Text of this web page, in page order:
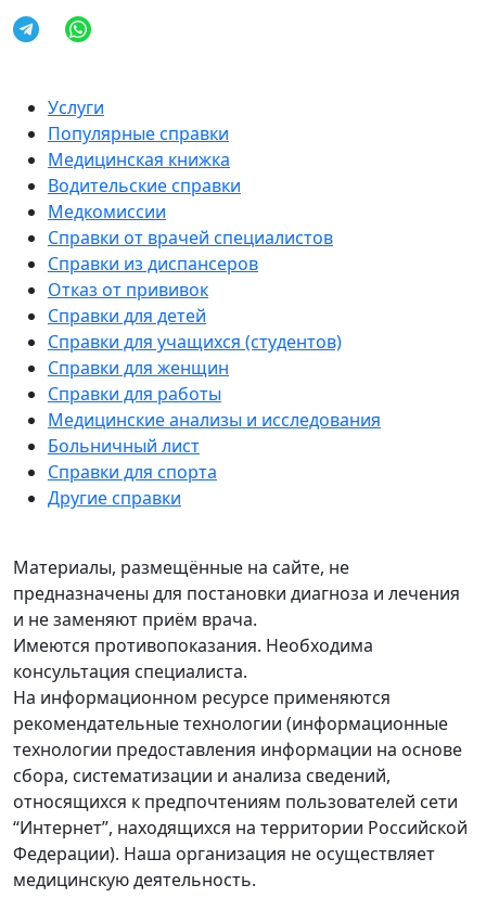
Услуги
Популярные справки
Медицинская книжка
Водительские справки
Медкомиссии
Справки от врачей специалистов
Справки из диспансеров
Отказ от прививок
Справки для детей
Справки для учащихся (студентов)
Справки для женщин
Справки для работы
Медицинские анализы и исследования
Больничный лист
Справки для спорта
Другие справки
Материалы, размещённые на сайте, не
предназначены для постановки диагноза и лечения
и не заменяют приём врача.
Имеются противопоказания. Необходима
консультация специалиста.
На информационном ресурсе применяются
рекомендательные технологии (информационные
технологии предоставления информации на основе
сбора, систематизации и анализа сведений,
относящихся к предпочтениям пользователей сети
“Интернет”, находящихся на территории Российской
Федерации). Наша организация не осуществляет
медицинскую деятельность.